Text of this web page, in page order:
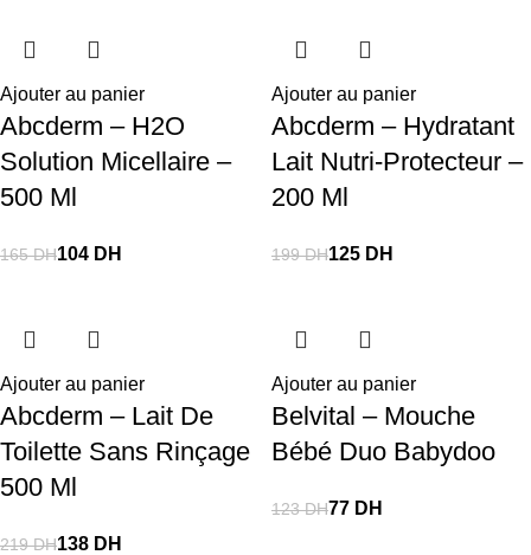
Ajouter au panier
Abcderm – H2O
Solution Micellaire –
500 Ml
165DH104 DH
Ajouter au panier
Abcderm – Hydratant
Lait Nutri-Protecteur –
200 Ml
199DH125 DH
Ajouter au panier
Abcderm – Lait De
Toilette Sans Rinçage
500 Ml
219DH138 DH
Ajouter au panier
Belvital – Mouche
Bébé Duo Babydoo
123DH77 DH